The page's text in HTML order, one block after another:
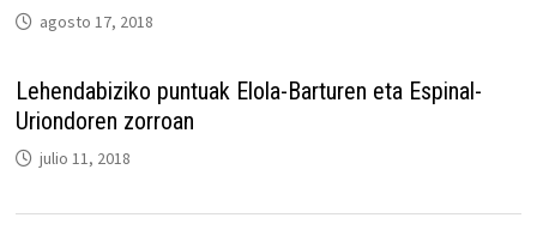
agosto 17, 2018
Lehendabiziko puntuak Elola-Barturen eta Espinal-
Uriondoren zorroan
julio 11, 2018